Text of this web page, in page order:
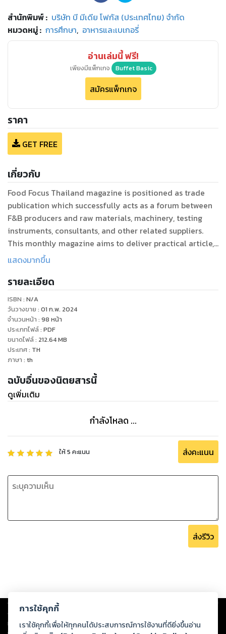
สำนักพิมพ์: บริษัท บี มีเดีย โฟกัส (ประเทศไทย) จำกัด
หมวดหมู่: การศึกษา, อาหารและเบเกอรี่
อ่านเล่มนี้ ฟรี!
เพียงมีแพ็กเกจ Buffet Basic
สมัครแพ็กเกจ
ราคา
GET FREE
เกี่ยวกับ
Food Focus Thailand magazine is positioned as trade
publication which successfully acts as a forum between
F&B producers and raw materials, machinery, testing
instruments, consultants, and other related suppliers.
This monthly magazine aims to deliver practical article,
timely information, advanced technology and the latest
commercial to expand the profitable business to food &
beverage producers all over Thailand.
แสดงมากขึ้น
รายละเอียด
ISBN : N/A
วันวางขาย : 01 ก.พ. 2024
จำนวนหน้า : 98 หน้า
ประเภทไฟล์: PDF
ขนาดไฟล์: 212.64MB
ประเทศ: TH
ภาษา : th
ฉบับอื่นของนิตยสารนี้
ดูเพิ่มเติม
กำลังโหลด ...
ให้5 คะแนน ส่งคะแนน
ส่งรีวิว
Copyright © 2026
ต่อผลงานหรือเนื้อหาใดที่อัปโหลดผ่านเว็บไซต์และปรากฏว่าละเมิดสิทธิใน
ทรัพย์สินทางปัญญาของบุคคลอื่นหรือขัดต่อกฎหมายและศีลธรรม ดังนั้น ผู้อ่าน
การใช้คุกกี้
เราใช้คุกกี้เพื่อให้ทุกคนได้ประสบการณ์การใช้งานที่ดียิ่งขึ้นอ่าน